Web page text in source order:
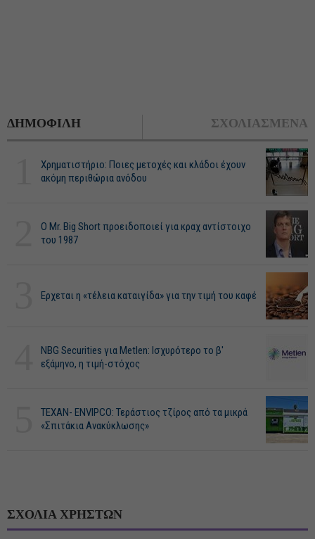
ΔΗΜΟΦΙΛΗ ΣΧΟΛΙΑΣΜΕΝΑ
Χρηματιστήριο: Ποιες μετοχές και κλάδοι έχουν
ακόμη περιθώρια ανόδου
O Mr. Big Short προειδοποιεί για κραχ αντίστοιχο
του 1987
Ερχεται η «τέλεια καταιγίδα» για την τιμή του καφέ
NBG Securities για Metlen: Ισχυρότερο το β'
εξάμηνο, η τιμή-στόχος
ΤΕΧΑΝ- ENVIPCO: Τεράστιος τζίρος από τα μικρά
«Σπιτάκια Ανακύκλωσης»
ΣΧΟΛΙΑ ΧΡΗΣΤΩΝ